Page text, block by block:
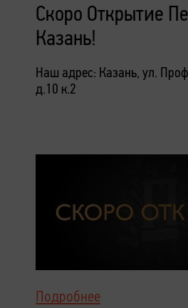
Скоро Открытие
Казань!
Наш адрес: Казань, ул.
д.10 к.2
Подробнее